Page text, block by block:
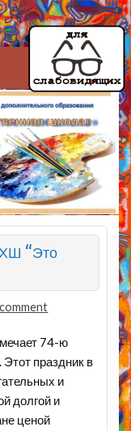
“Это
74-ю
праздник в
и
долгой и
ценой